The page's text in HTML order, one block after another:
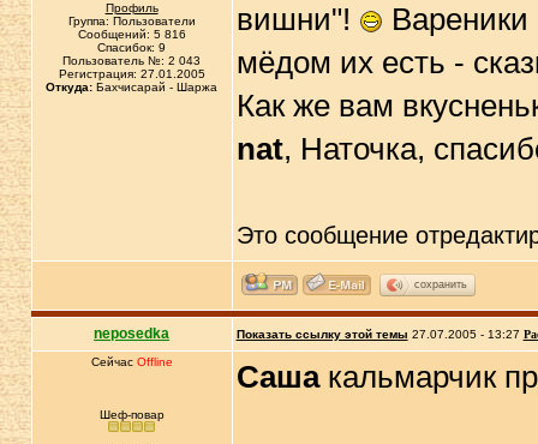
Профиль
Группа: Пользователи
Сообщений: 5 816
Спасибок: 9
Пользователь №: 2 043
Регистрация: 27.01.2005
Откуда: Бахчисарай - Шаржа
вишни"!
мёдом их есть -
Как же вам
nat, Наточка,
Это сообщение
сохранить
neposedka Показать ссылку этой темы 27.07.2005 - 13:27
Сейчас Offline
Шеф-повар
Сашакальмарчик